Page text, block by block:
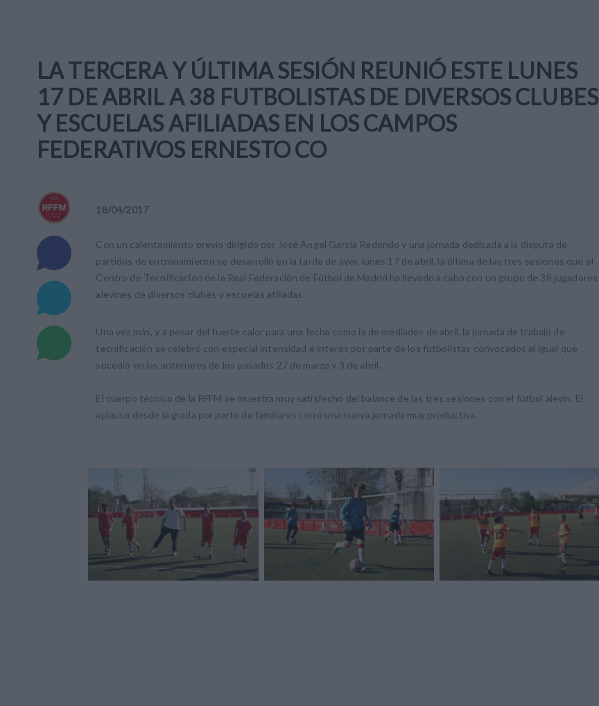
LA TERCERA Y ÚLTIMA SESIÓN REUNIÓ ESTE LUNES
17 DE ABRIL A 38 FUTBOLISTAS DE DIVERSOS CLUBES
Y ESCUELAS AFILIADAS EN LOS CAMPOS
FEDERATIVOS ERNESTO CO
18/04/2017
Con un calentamiento previo dirigido por José Ángel García Redondo y una jornada dedicada a la disputa de
partidos de entrenamiento se desarrolló en la tarde de ayer, lunes 17 de abril, la última de las tres sesiones que el
Centro de Tecnificación de la Real Federación de Fútbol de Madrid ha llevado a cabo con un grupo de 38 jugadores
alevines de diversos clubes y escuelas afiliadas.
Una vez más, y a pesar del fuerte calor para una fecha como la de mediados de abril, la jornada de trabajo de
tecnificación se celebró con especial intensidad e interés por parte de los futbolistas convocados al igual que
sucedió en las anteriores de los pasados 27 de marzo y 3 de abril.
El cuerpo técnico de la RFFM se muestra muy satisfecho del balance de las tres sesiones con el fútbol alevín. El
aplauso desde la grada por parte de familiares cerró una nueva jornada muy productiva.